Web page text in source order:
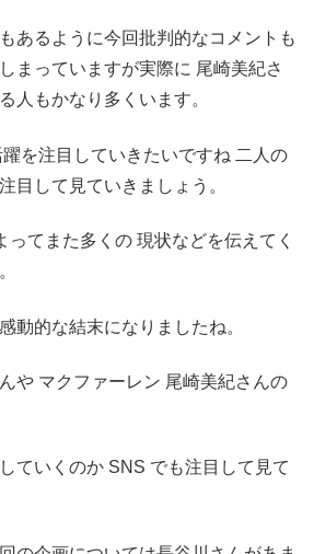
あるように今回批判的なコメントも
まっていますが実際に 尾崎美紀さ
人もかなり多くいます。
を注目していきたいですね 二人の
目して見ていきましょう。
ってまた多くの 現状などを伝えてく
動的な結末になりましたね。
や マクファーレン 尾崎美紀さんの
ていくのか SNS でも注目して見て